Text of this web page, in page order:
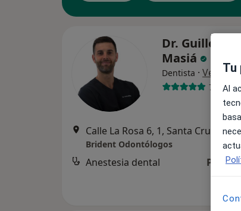
Dr. Guillermo
Masiá
Dentista · Ver más
70
Calle La Rosa 6, 1, Santa Cruz de
Brident Odontólogos
Anestesia dental Precio
Tu
Al